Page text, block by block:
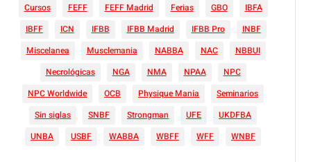
Cursos
FEFF FEFF Madrid Ferias GBO
IBFA
IBFF
ICN IFBB IFBB Madrid IFBB Pro
INBF
Miscelanea
Musclemania NABBA NAC
NBBUI
Necrológicas
NGA NMA NPAA
NPC
NPC Worldwide
OCB Physique Mania
Seminarios
Sin siglas
SNBF Strongman UFE
UKDFBA
UNBA
USBF WABBA WBFF WFF WNBF